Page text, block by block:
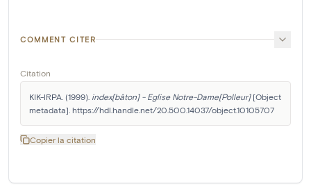
COMMENT CITER
Citation
KIK-IRPA. (1999). index[bâton] - Eglise Notre-Dame[Polleur] [Object
metadata]. https://hdl.handle.net/20.500.14037/object.10105707
Copier la citation